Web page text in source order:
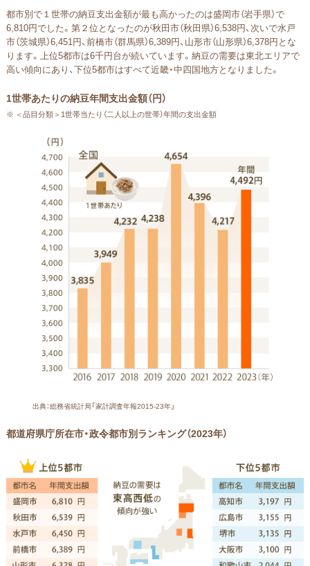
都市別で１世帯の納豆支出金額が最も高かったのは盛岡市（岩手県）で
6,810円でした。第２位となったのが秋田市（秋田県）6,538円、次いで水戸
市（茨城県）6,451円、前橋市（群馬県）6,389円、山形市（山形県）6,378円とな
ります。上位5都市は6千円台が続いています。納豆の需要は東北エリアで
高い傾向にあり、下位5都市はすべて近畿・中四国地方となりました。
1世帯あたりの納豆年間支出金額（円）
※ ＜品目分類＞1世帯当たり（二人以上の世帯）年間の支出金額
出典：総務省統計局「家計調査年報2015-23年」
都道府県庁所在市・政令都市別ランキング（2023年）